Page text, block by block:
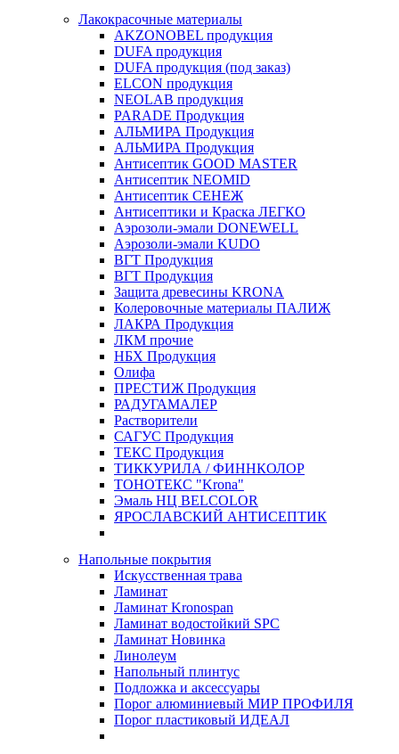
Лакокрасочные материалы
AKZONOBEL продукция
DUFA продукция
DUFA продукция (под заказ)
ELCON продукция
NEOLAB продукция
PARADE Продукция
АЛЬМИРА Продукция
АЛЬМИРА Продукция
Антисептик GOOD MASTER
Антисептик NEOMID
Антисептик СЕНЕЖ
Антисептики и Краска ЛЕГКО
Аэрозоли-эмали DONEWELL
Аэрозоли-эмали KUDO
ВГТ Продукция
ВГТ Продукция
Защита древесины KRONA
Колеровочные материалы ПАЛИЖ
ЛАКРА Продукция
ЛКМ прочие
НБХ Продукция
Олифа
ПРЕСТИЖ Продукция
РАДУГАМАЛЕР
Растворители
САГУС Продукция
ТЕКС Продукция
ТИККУРИЛА / ФИННКОЛОР
ТОНОТЕКС "Krona"
Эмаль НЦ BELCOLOR
ЯРОСЛАВСКИЙ АНТИСЕПТИК
Напольные покрытия
Искусственная трава
Ламинат
Ламинат Kronospan
Ламинат водостойкий SPC
Ламинат Новинка
Линолеум
Напольный плинтус
Подложка и аксессуары
Порог алюминиевый МИР ПРОФИЛЯ
Порог пластиковый ИДЕАЛ